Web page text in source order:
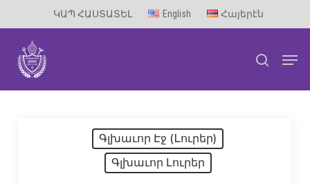
main
content
ԿԱՊ ՀԱՍՏԱՏԵԼ English Հայերէն
search
Գլխաւոր Էջ (Lուրեր)
Գլխաւոր Լուրեր